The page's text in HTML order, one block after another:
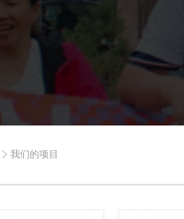
我们的项目